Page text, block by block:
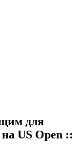
для
US Open ::